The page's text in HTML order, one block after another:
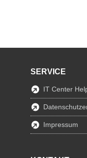
SERVICE
IT Center
Impressum